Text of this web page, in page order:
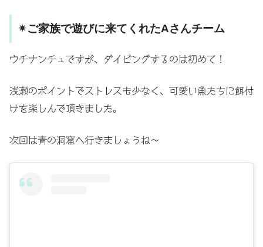
✴ご家族で遊びに来てくれたAさんチーム
ウチナンチュですが、ダイビングするのは初めて！
浅瀬のポイントでストレスも少なく、可愛い魚たちに餌付
けを楽しんで頂きました。
次回は青の洞窟へ行きましょうね〜